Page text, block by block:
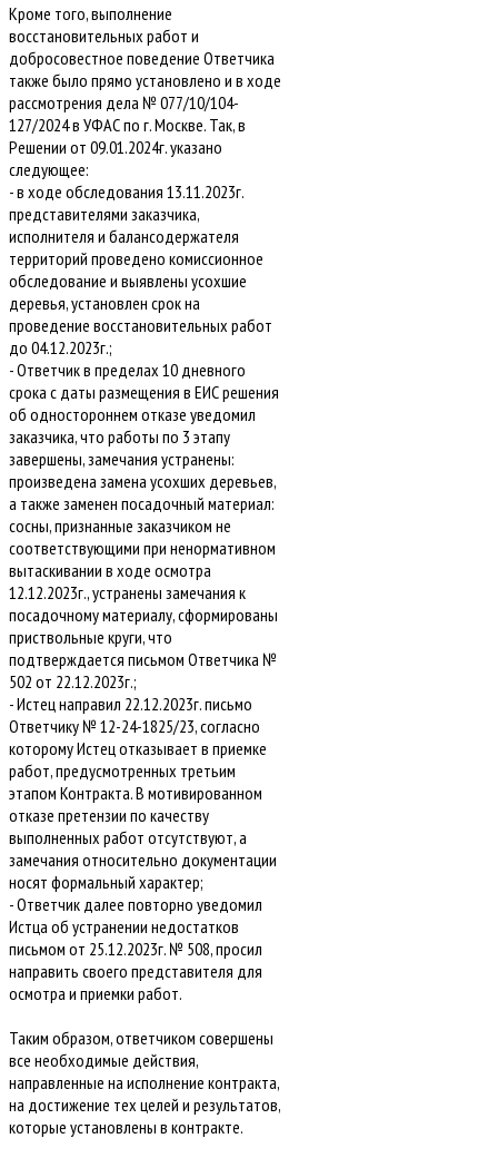
Кроме того, выполнение
восстановительных работ и
добросовестное поведение Ответчика
также было прямо установлено и в ходе
рассмотрения дела № 077/10/104-
127/2024 в УФАС по г. Москве. Так, в
Решении от 09.01.2024г. указано
следующее:
- в ходе обследования 13.11.2023г.
представителями заказчика,
исполнителя и балансодержателя
территорий проведено комиссионное
обследование и выявлены усохшие
деревья, установлен срок на
проведение восстановительных работ
до 04.12.2023г.;
- Ответчик в пределах 10 дневного
срока с даты размещения в ЕИС решения
об одностороннем отказе уведомил
заказчика, что работы по 3 этапу
завершены, замечания устранены:
произведена замена усохших деревьев,
а также заменен посадочный материал:
сосны, признанные заказчиком не
соответствующими при ненормативном
вытаскивании в ходе осмотра
12.12.2023г., устранены замечания к
посадочному материалу, сформированы
приствольные круги, что
подтверждается письмом Ответчика №
502 от 22.12.2023г.;
- Истец направил 22.12.2023г. письмо
Ответчику № 12-24-1825/23, согласно
которому Истец отказывает в приемке
работ, предусмотренных третьим
этапом Контракта. В мотивированном
отказе претензии по качеству
выполненных работ отсутствуют, а
замечания относительно документации
носят формальный характер;
- Ответчик далее повторно уведомил
Истца об устранении недостатков
письмом от 25.12.2023г. № 508, просил
направить своего представителя для
осмотра и приемки работ.
Таким образом, ответчиком совершены
все необходимые действия,
направленные на исполнение контракта,
на достижение тех целей и результатов,
которые установлены в контракте.